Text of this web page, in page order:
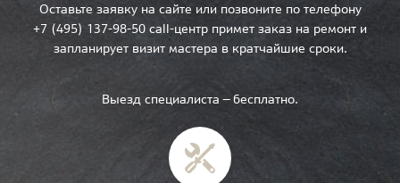
Оставьте заявку на сайте или позвоните по телефону
+7 (495) 137-98-50 call-центр примет заказ на ремонт и
запланирует визит мастера в кратчайшие сроки.
Выезд специалиста — бесплатно.